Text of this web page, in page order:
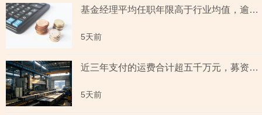
基金经理平均任职年限高于行业均值，逾50只“迷你基”规模不足五千万元，半导体及芯片领涨背后相关主题新发基金或“寥寥”
5天前
近三年支付的运费合计超五千万元，募资2.95亿元扩充产能，实控人之子间接持股募投项目电力设施的潜在供应商
5天前